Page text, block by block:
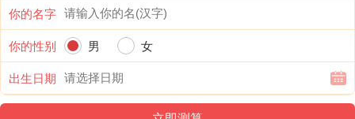
你的名字
你的性别
男
女
出生日期